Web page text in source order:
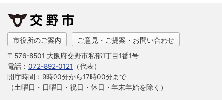
市役所のご案内 ご意見・ご提案・お問い合わせ
〒576-8501 大阪府交野市私部1丁目1番1号
電話： 072-892-0121 （代表）
開庁時間：9時00分から17時00分まで
（土曜日・日曜日・祝日・休日・年末年始を除く）